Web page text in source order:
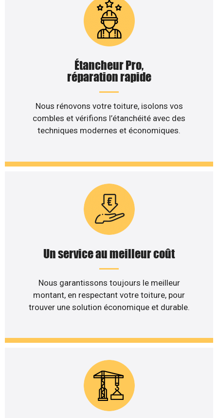
Étancheur Pro,
réparation rapide
Nous rénovons votre toiture, isolons vos
combles et vérifions l’étanchéité avec des
techniques modernes et économiques.
Un service au meilleur coût
Nous garantissons toujours le meilleur
montant, en respectant votre toiture, pour
trouver une solution économique et durable.